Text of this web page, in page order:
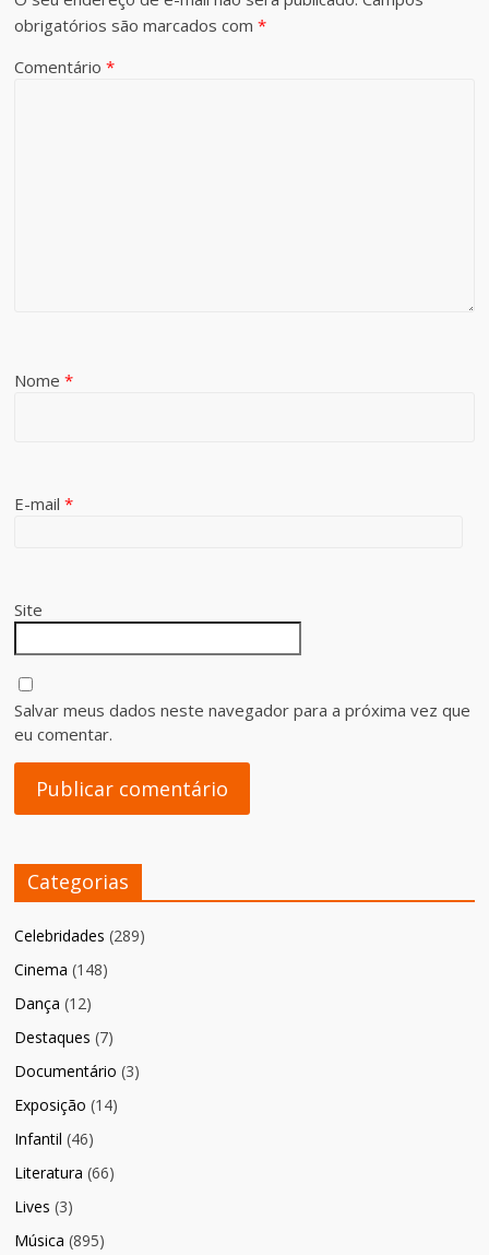
obrigatórios são marcados com*
Comentário*
Nome*
E-mail*
Site
Salvar meus dados neste navegador para a próxima vez que
eu comentar.
Categorias
Celebridades (289)
Cinema (148)
Dança (12)
Destaques (7)
Documentário (3)
Exposição (14)
Infantil (46)
Literatura (66)
Lives (3)
Música (895)